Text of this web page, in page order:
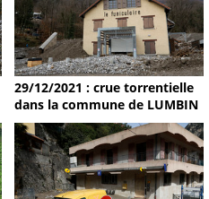
29/12/2021 : crue torrentielle
dans la commune de LUMBIN